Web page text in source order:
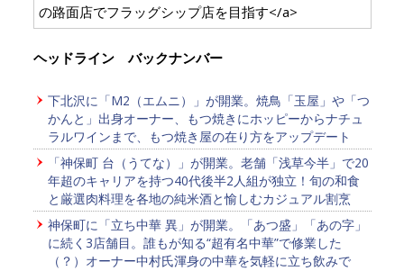
の路面店でフラッグシップ店を目指す</a>
ヘッドライン バックナンバー
下北沢に「M2（エムニ）」が開業。焼鳥「玉屋」や「つ
かんと」出身オーナー、もつ焼きにホッピーからナチュ
ラルワインまで、もつ焼き屋の在り方をアップデート
「神保町 台（うてな）」が開業。老舗「浅草今半」で20
年超のキャリアを持つ40代後半2人組が独立！旬の和食
と厳選肉料理を各地の純米酒と愉しむカジュアル割烹
神保町に「立ち中華 異」が開業。「あつ盛」「あの字」
に続く3店舗目。誰もが知る“超有名中華”で修業した
（？）オーナー中村氏渾身の中華を気軽に立ち飲みで